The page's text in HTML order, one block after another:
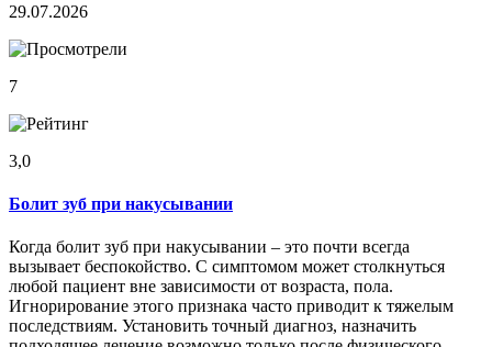
29.07.2026
7
3,0
Болит зуб при накусывании
Когда болит зуб при накусывании – это почти всегда
вызывает беспокойство. С симптомом может столкнуться
любой пациент вне зависимости от возраста, пола.
Игнорирование этого признака часто приводит к тяжелым
последствиям. Установить точный диагноз, назначить